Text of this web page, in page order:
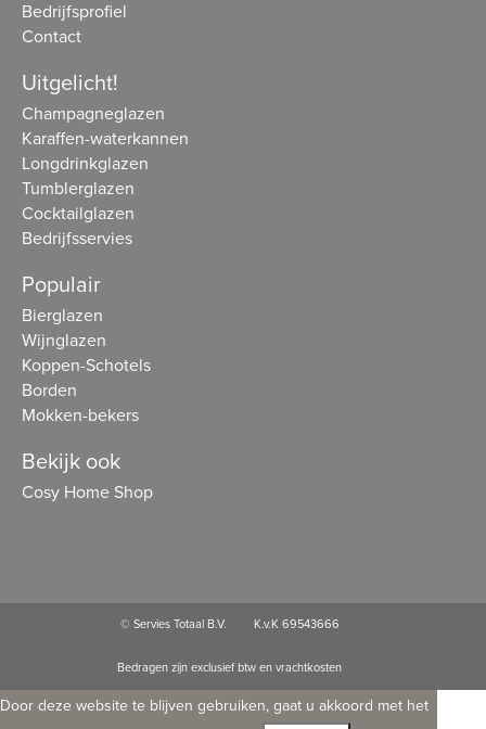
Bedrijfsprofiel
Contact
Uitgelicht!
Champagneglazen
Karaffen-waterkannen
Longdrinkglazen
Tumblerglazen
Cocktailglazen
Bedrijfsservies
Populair
Bierglazen
Wijnglazen
Koppen-Schotels
Borden
Mokken-bekers
Bekijk ook
Cosy Home Shop
© Servies Totaal B.V. K.v.K 69543666
Bedragen zijn exclusief btw en vrachtkosten
Door deze website te blijven gebruiken, gaat u akkoord met het